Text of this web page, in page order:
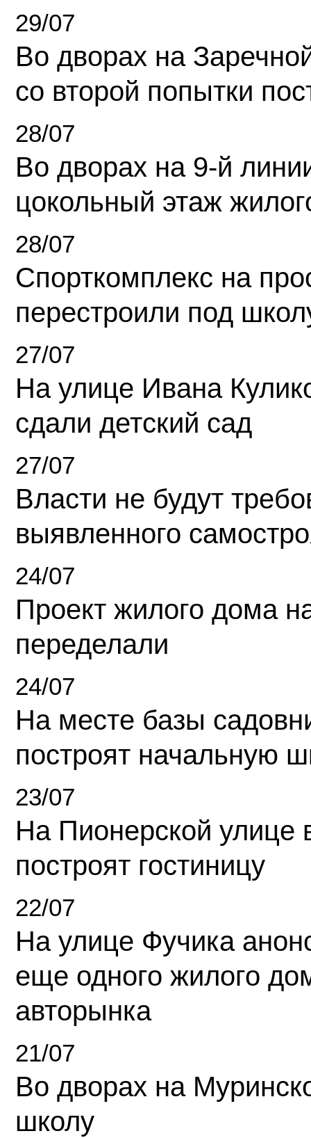
29/07
Во дворах на
со второй попытки
28/07
Во дворах на 9-й
цокольный этаж
28/07
Спорткомплекс на
перестроили под
27/07
На улице Ивана
сдали детский сад
27/07
Власти не будут
выявленного
24/07
Проект жилого дома
переделали
24/07
На месте базы
построят начальную
23/07
На Пионерской улице
построят гостиницу
22/07
На улице Фучика
еще одного жилого
авторынка
21/07
Во дворах на
школу